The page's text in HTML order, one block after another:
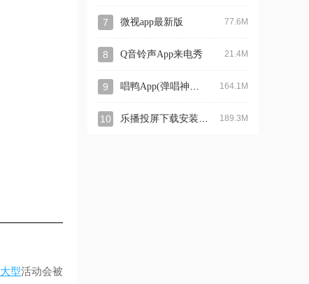
大型活动会被
7 微视app最新版 77.6M
8 Q音铃声App来电秀 21.4M
9 164.1M
10 189.3M